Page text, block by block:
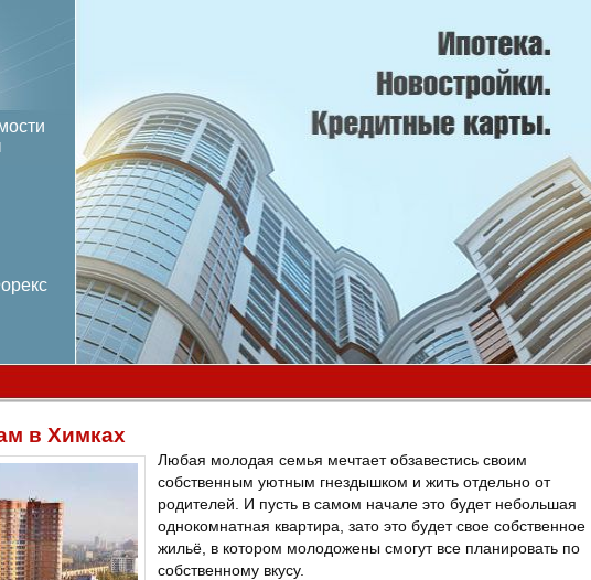
в Химках
Любая молодая семья мечтает обзавестись своим
собственным уютным гнездышком и жить отдельно от
родителей. И пусть в самом начале это будет небольшая
однокомнатная квартира, зато это будет свое собственное
жильё, в котором молодожены смогут все планировать по
собственному вкусу.